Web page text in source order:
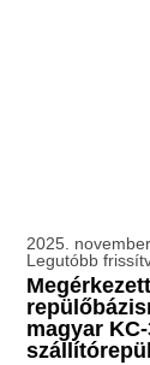
2025.
Legutóbb
magyar